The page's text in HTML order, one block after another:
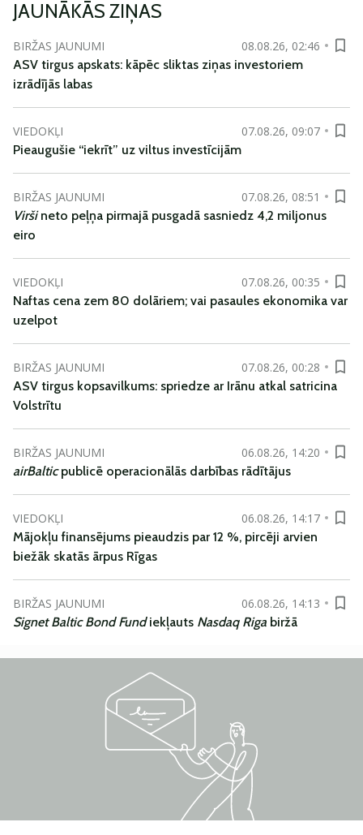
JAUNĀKĀS ZIŅAS
BIRŽAS JAUNUMI
08.08.26, 02:46
ASV tirgus apskats: kāpēc sliktas ziņas investoriem
izrādījās labas
VIEDOKĻI
07.08.26, 09:07
Pieaugušie “iekrīt” uz viltus investīcijām
BIRŽAS JAUNUMI
07.08.26, 08:51
Viršineto peļņa pirmajā pusgadā sasniedz 4,2 miljonus
eiro
VIEDOKĻI
07.08.26, 00:35
Naftas cena zem 80 dolāriem; vai pasaules ekonomika var
uzelpot
BIRŽAS JAUNUMI
07.08.26, 00:28
ASV tirgus kopsavilkums: spriedze ar Irānu atkal satricina
Volstrītu
BIRŽAS JAUNUMI
06.08.26, 14:20
airBalticpublicē operacionālās darbības rādītājus
VIEDOKĻI
06.08.26, 14:17
Mājokļu finansējums pieaudzis par 12 %, pircēji arvien
biežāk skatās ārpus Rīgas
BIRŽAS JAUNUMI
06.08.26, 14:13
Signet Baltic Bond Fundiekļauts Nasdaq Riga biržā